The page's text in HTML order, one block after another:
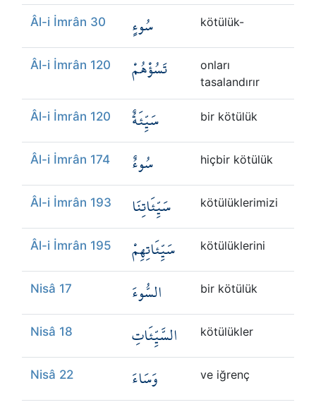
Âl-i İmrân 30 سُوءٍ kötülük-
Âl-i İmrân 120 تَسُؤْهُمْ
onları
tasalandırır
Âl-i İmrân 120 سَيِّئَةٌ bir kötülük
Âl-i İmrân 174 سُوءٌ hiçbir kötülük
Âl-i İmrân 193 سَيِّئَاتِنَا kötülüklerimizi
Âl-i İmrân 195 سَيِّئَاتِهِمْ kötülüklerini
Nisâ 17 السُّوءَ bir kötülük
Nisâ 18 السَّيِّئَاتِ kötülükler
Nisâ 22 وَسَاءَ ve iğrenç